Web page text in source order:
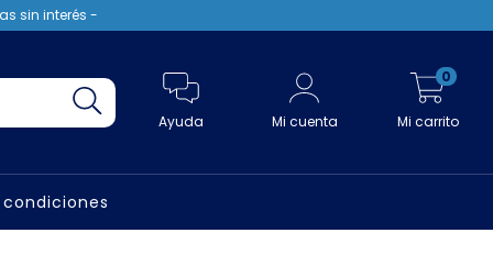
sin interés -
Ayuda Mi cuenta Mi carrito
0
condiciones